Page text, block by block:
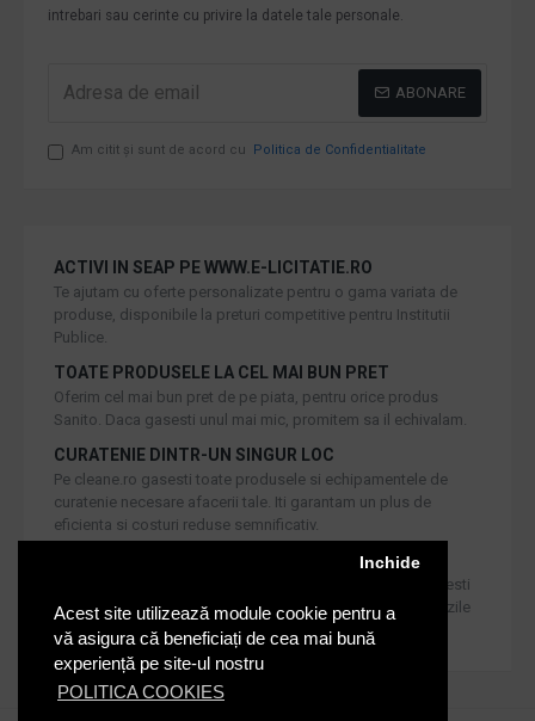
Acest site utilizează module cookie pentru a
vă asigura că beneficiați de cea mai bună
experiență pe site-ul nostru
POLITICA COOKIES
Inchide
intrebari sau cerinte cu privire la datele tale personale.
ABONARE
Am citit şi sunt de acord cu Politica de Confidentialitate
ACTIVI IN SEAP PE WWW.E-LICITATIE.RO
Te ajutam cu oferte personalizate pentru o gama variata de
produse, disponibile la preturi competitive pentru Institutii
Publice.
TOATE PRODUSELE LA CEL MAI BUN PRET
Oferim cel mai bun pret de pe piata, pentru orice produs
Sanito. Daca gasesti unul mai mic, promitem sa il echivalam.
CURATENIE DINTR-UN SINGUR LOC
Pe cleane.ro gasesti toate produsele si echipamentele de
curatenie necesare afacerii tale. Iti garantam un plus de
eficienta si costuri reduse semnificativ.
Iti oferim produse de cea mai inalta calitate, dar daca doresti
inlocuirea sau returnarea lor, noi asiguram returul in 30 de zile
de la achizitie catre consumatori.